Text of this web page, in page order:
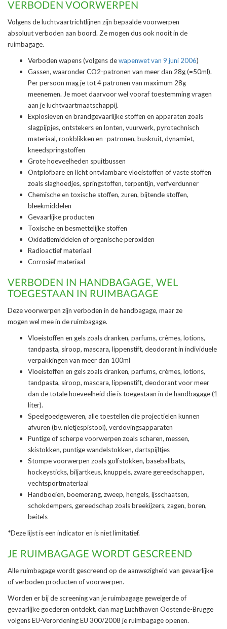
VERBODEN VOORWERPEN
Volgens de luchtvaartrichtlijnen zijn bepaalde voorwerpen
absoluut verboden aan boord. Ze mogen dus ook nooit in de
ruimbagage.
Verboden wapens (volgens dewapenwet van 9 juni 2006)
Gassen, waaronder CO2-patronen van meer dan 28g (=50ml).
Per persoon mag je tot 4 patronen van maximum 28g
meenemen. Je moet daarvoor wel vooraf toestemming vragen
aan je luchtvaartmaatschappij.
Explosieven en brandgevaarlijke stoffen en apparaten zoals
slagpijpjes, ontstekers en lonten, vuurwerk, pyrotechnisch
materiaal, rookblikken en -patronen, buskruit, dynamiet,
kneedspringstoffen
Grote hoeveelheden spuitbussen
Ontplofbare en licht ontvlambare vloeistoffen of vaste stoffen
zoals slaghoedjes, springstoffen, terpentijn, verfverdunner
Chemische en toxische stoffen, zuren, bijtende stoffen,
bleekmiddelen
Gevaarlijke producten
Toxische en besmettelijke stoffen
Oxidatiemiddelen of organische peroxiden
Radioactief materiaal
Corrosief materiaal
VERBODEN IN HANDBAGAGE, WEL
TOEGESTAAN IN RUIMBAGAGE
Deze voorwerpen zijn verboden in de handbagage, maar ze
mogen wel mee in de ruimbagage.
Vloeistoffen en gels zoals dranken, parfums, crèmes, lotions,
tandpasta, siroop, mascara, lippenstift, deodorant in individuele
verpakkingen van meer dan 100ml
Vloeistoffen en gels zoals dranken, parfums, crèmes, lotions,
tandpasta, siroop, mascara, lippenstift, deodorant voor meer
dan de totale hoeveelheid die is toegestaan in de handbagage (1
liter).
Speelgoedgeweren, alle toestellen die projectielen kunnen
afvuren (bv. nietjespistool), verdovingsapparaten
Puntige of scherpe voorwerpen zoals scharen, messen,
skistokken, puntige wandelstokken, dartspijltjes
Stompe voorwerpen zoals golfstokken, baseballbats,
hockeysticks, biljartkeus, knuppels, zware gereedschappen,
vechtsportmateriaal
Handboeien, boemerang, zweep, hengels, ijsschaatsen,
schokdempers, gereedschap zoals breekijzers, zagen, boren,
beitels
*Deze lijst is een indicator en is niet limitatief.
JE RUIMBAGAGE WORDT GESCREEND
Alle ruimbagage wordt gescreend op de aanwezigheid van gevaarlijke
of verboden producten of voorwerpen.
Worden er bij de screening van je ruimbagage geweigerde of
gevaarlijke goederen ontdekt, dan mag Luchthaven Oostende-Brugge
volgens EU-Verordening EU 300/2008 je ruimbagage openen.